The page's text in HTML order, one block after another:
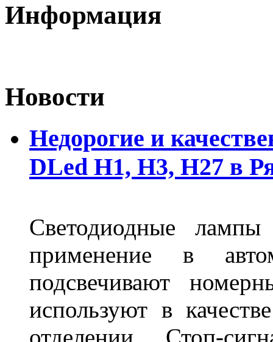
Информация
Новости
Недорогие и
DLed Н1, Н3, Н27 в
Светодиодные
применение в
подсвечивают
используют в
отделении. Стоп-